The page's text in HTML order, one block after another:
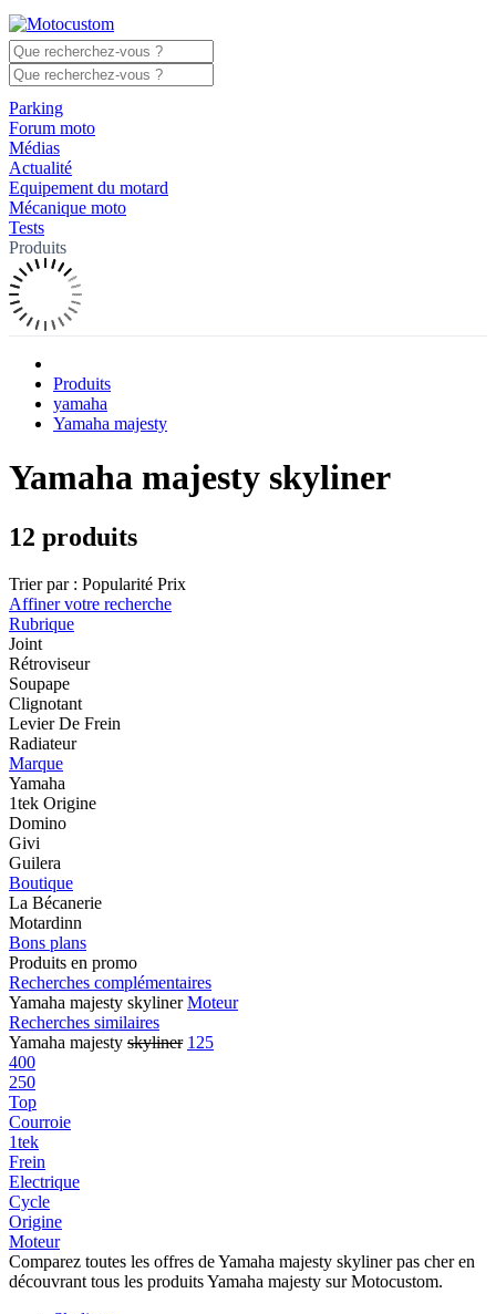
Parking
Forum moto
Médias
Actualité
Equipement du motard
Mécanique moto
Tests
Produits
Produits
yamaha
Yamaha majesty
Yamaha majesty skyliner
12 produits
Trier par : Popularité Prix
Affiner votre recherche
Rubrique
Joint
Rétroviseur
Soupape
Clignotant
Levier De Frein
Radiateur
Marque
Yamaha
1tek Origine
Domino
Givi
Guilera
Boutique
La Bécanerie
Motardinn
Bons plans
Produits en promo
Recherches complémentaires
Yamaha majesty skyliner Moteur
Recherches similaires
Yamaha majesty skyliner 125
400
250
Top
Courroie
1tek
Frein
Electrique
Cycle
Origine
Moteur
Comparez toutes les offres de Yamaha majesty skyliner pas cher en
découvrant tous les produits Yamaha majesty sur Motocustom.